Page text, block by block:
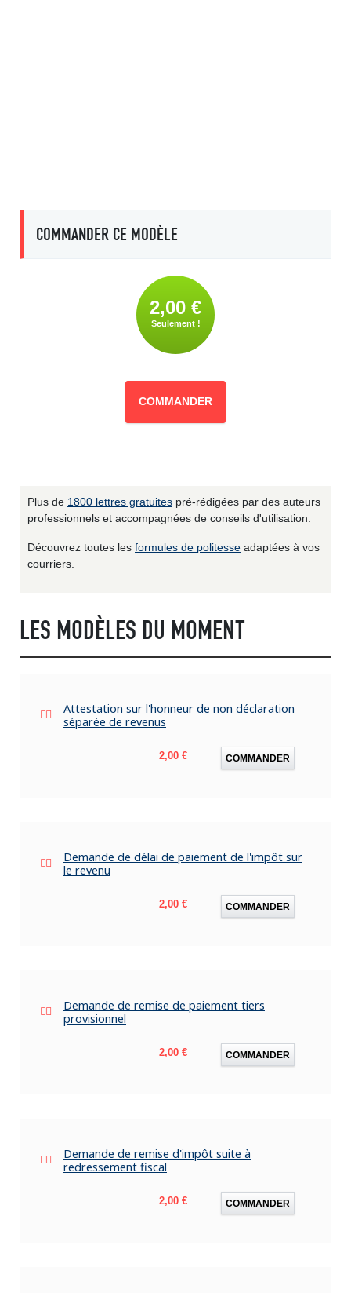
COMMANDER CE MODÈLE
2,00 €
Seulement !
COMMANDER
Plus de 1800 lettres gratuites pré-rédigées par des auteurs
professionnels et accompagnées de conseils d'utilisation.
Découvrez toutes les formules de politesse adaptées à vos
courriers.
LES MODÈLES DU MOMENT
Attestation sur l'honneur de non déclaration
séparée de revenus
Prix
2,00 € COMMANDER
Demande de délai de paiement de l'impôt sur
le revenu
Prix
2,00 € COMMANDER
Demande de remise de paiement tiers
provisionnel
Prix
2,00 € COMMANDER
Demande de remise d'impôt suite à
redressement fiscal
Prix
2,00 € COMMANDER